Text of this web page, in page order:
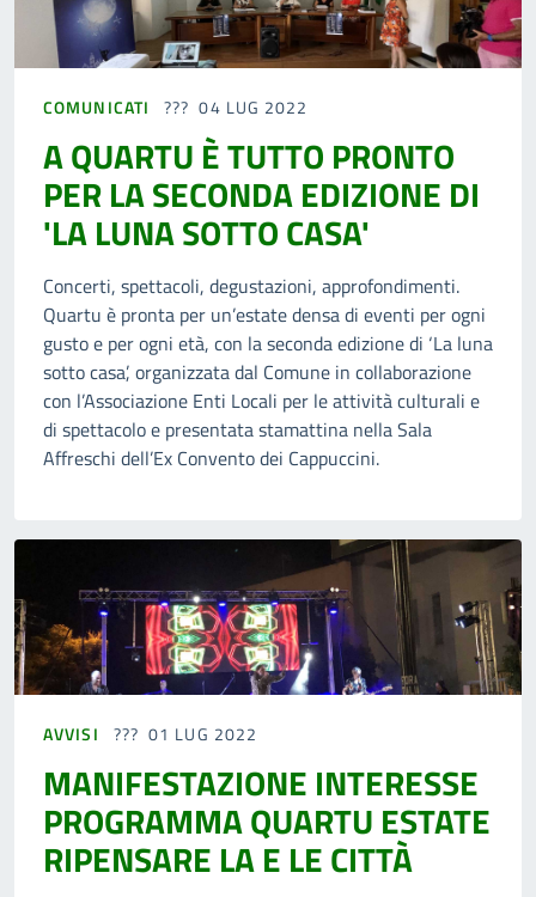
COMUNICATI 04 LUG 2022
A QUARTU È TUTTO PRONTO
PER LA SECONDA EDIZIONE DI
'LA LUNA SOTTO CASA'
Concerti, spettacoli, degustazioni, approfondimenti.
Quartu è pronta per un’estate densa di eventi per ogni
gusto e per ogni età, con la seconda edizione di ‘La luna
sotto casa’, organizzata dal Comune in collaborazione
con l’Associazione Enti Locali per le attività culturali e
di spettacolo e presentata stamattina nella Sala
Affreschi dell’Ex Convento dei Cappuccini.
AVVISI 01 LUG 2022
MANIFESTAZIONE INTERESSE
PROGRAMMA QUARTU ESTATE
RIPENSARE LA E LE CITTÀ